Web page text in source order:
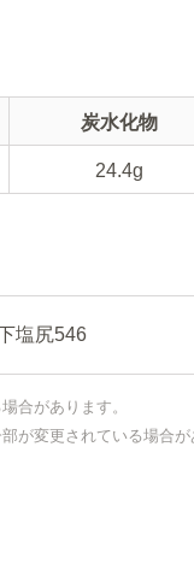
炭水化物
24.4g
塩尻546
合があります。
が変更されている場合が